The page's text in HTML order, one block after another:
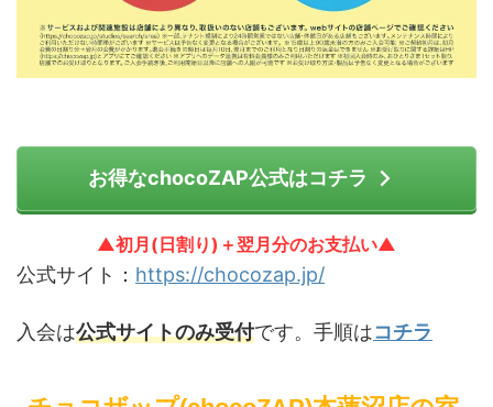
お得なchocoZAP公式はコチラ
▲初月(日割り)＋翌月分のお支払い▲
公式サイト： https://chocozap.jp/
入会は公式サイトのみ受付です。手順はコチラ